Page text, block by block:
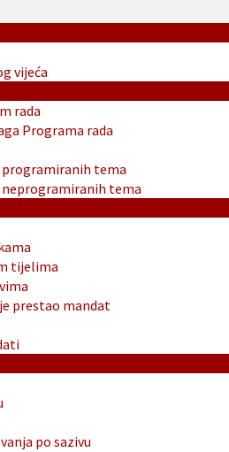
vijeća
rada
Programa rada
tema
tema
tijelima
prestao mandat
po sazivu